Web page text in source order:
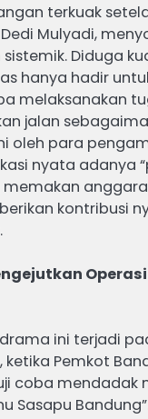
terkuak
Mulyadi,
Diduga
hanya hadir
melaksanakan
jalan
oleh para
nyata adanya
memakan
kontribusi
ini terjadi
ketika Pemkot
coba mendadak
Sasapu